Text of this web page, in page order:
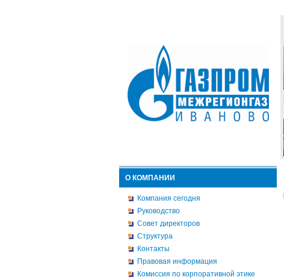
О КОМПАНИИ
Компания сегодня
Руководство
Совет директоров
Структура
Контакты
Правовая информация
Комиссия по корпоративной этике